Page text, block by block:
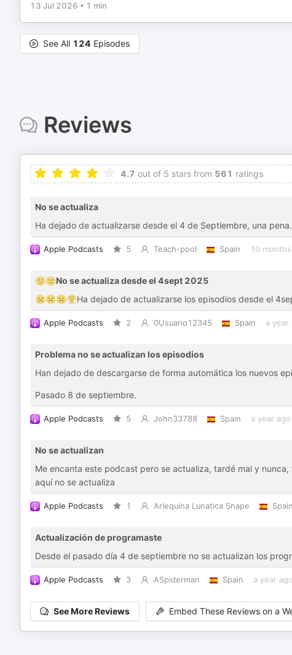
13 Jul 2026 • 1 min
See All 124 Episodes
Reviews
4.7 out of 5 stars from 561 ratings
No se actualiza
Ha dejado de actualizarse desde el 4 de Septiembre, una pena.
Apple Podcasts 5 Teach-pool Spain 10
🙁🙁No se actualiza desde el 4sept 2025
☹️☹️☹️😤Ha dejado de actualizarse los episodios desde el
Apple Podcasts 2 0Usuario12345 Spain a year
Problema no se actualizan los episodios
Han dejado de descargarse de forma automática los nuevos
Pasado 8 de septiembre.
Apple Podcasts 5 John33788 Spain a year ago
No se actualizan
Me encanta este podcast pero se actualiza, tardé mal y
aquí no se actualiza
Apple Podcasts 1 Arlequina Lunatica Snape Spain
Actualización de programaste
Desde el pasado día 4 de septiembre no se actualizan los
Apple Podcasts 3 ASpiderman Spain a year ago
See More Reviews Embed These Reviews on a